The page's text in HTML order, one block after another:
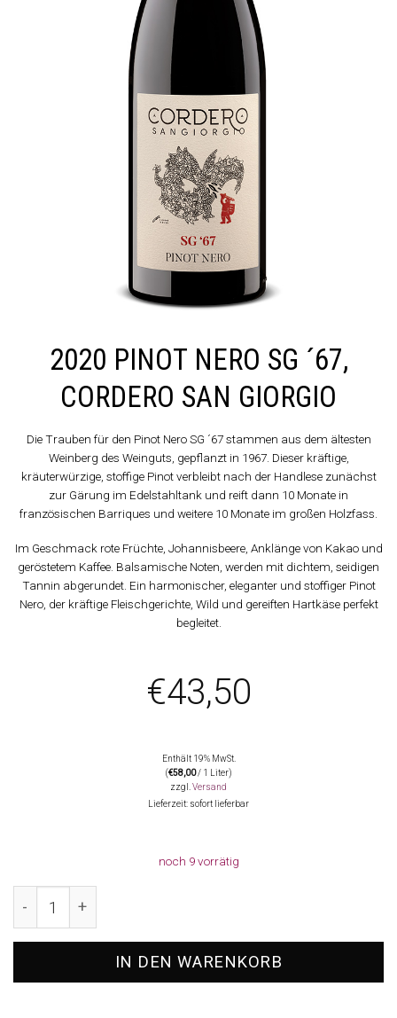
2020 PINOT NERO SG ´67,
CORDERO SAN GIORGIO
Die Trauben für den Pinot Nero SG ´67 stammen aus dem ältesten
Weinberg des Weinguts, gepflanzt in 1967. Dieser kräftige,
kräuterwürzige, stoffige Pinot verbleibt nach der Handlese zunächst
zur Gärung im Edelstahltank und reift dann 10 Monate in
französischen Barriques und weitere 10 Monate im großen Holzfass.
Im Geschmack rote Früchte, Johannisbeere, Anklänge von Kakao und
geröstetem Kaffee. Balsamische Noten, werden mit dichtem, seidigen
Tannin abgerundet. Ein harmonischer, eleganter und stoffiger Pinot
Nero, der kräftige Fleischgerichte, Wild und gereiften Hartkäse perfekt
begleitet.
€43,50
Enthält 19% MwSt.
(€58,00/ 1 Liter)
zzgl. Versand
Lieferzeit: sofort lieferbar
noch 9 vorrätig
IN DEN WARENKORB